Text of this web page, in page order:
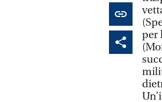
per